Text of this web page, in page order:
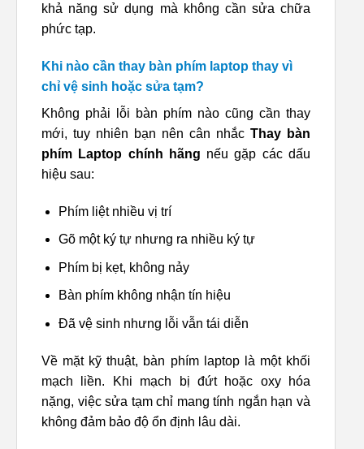
khả năng sử dụng mà không cần sửa chữa
phức tạp.
Khi nào cần thay bàn phím laptop thay vì
chỉ vệ sinh hoặc sửa tạm?
Không phải lỗi bàn phím nào cũng cần thay
mới, tuy nhiên bạn nên cân nhắc Thay bàn
phím Laptop chính hãng nếu gặp các dấu
hiệu sau:
Phím liệt nhiều vị trí
Gõ một ký tự nhưng ra nhiều ký tự
Phím bị kẹt, không nảy
Bàn phím không nhận tín hiệu
Đã vệ sinh nhưng lỗi vẫn tái diễn
Về mặt kỹ thuật, bàn phím laptop là một khối
mạch liền. Khi mạch bị đứt hoặc oxy hóa
nặng, việc sửa tạm chỉ mang tính ngắn hạn và
không đảm bảo độ ổn định lâu dài.